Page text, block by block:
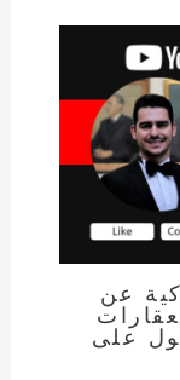
عن
على